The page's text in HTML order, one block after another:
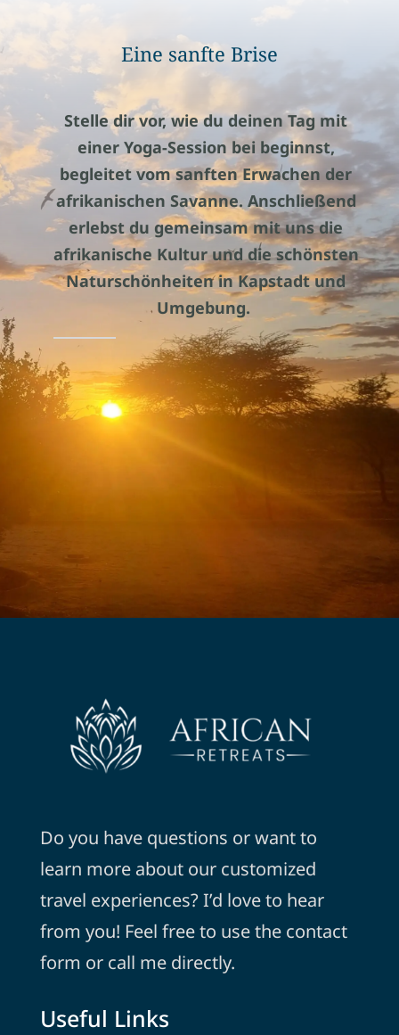
Eine sanfte Brise
Stelle dir vor, wie du deinen Tag mit
einer Yoga-Session bei beginnst,
begleitet vom sanften Erwachen der
afrikanischen Savanne. Anschließend
erlebst du gemeinsam mit uns die
afrikanische Kultur und die schönsten
Naturschönheiten in Kapstadt und
Umgebung.
Do you have questions or want to
learn more about our customized
travel experiences? I’d love to hear
from you! Feel free to use the contact
form or call me directly.
Useful Links